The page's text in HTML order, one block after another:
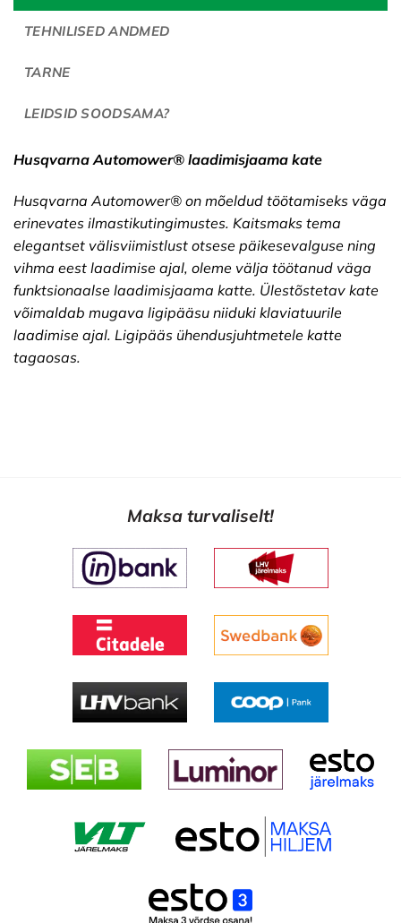
TEHNILISED ANDMED
TARNE
LEIDSID SOODSAMA?
Husqvarna Automower® laadimisjaama kate
Husqvarna Automower® on mõeldud töötamiseks väga
erinevates ilmastikutingimustes. Kaitsmaks tema
elegantset välisviimistlust otsese päikesevalguse ning
vihma eest laadimise ajal, oleme välja töötanud väga
funktsionaalse laadimisjaama katte. Ülestõstetav kate
võimaldab mugava ligipääsu niiduki klaviatuurile
laadimise ajal. Ligipääs ühendusjuhtmetele katte
tagaosas.
Maksa turvaliselt!